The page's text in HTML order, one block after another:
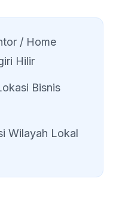
/ Home
Hilir
Bisnis
Wilayah Lokal